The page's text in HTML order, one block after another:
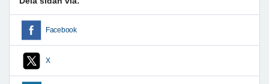
Facebook
X